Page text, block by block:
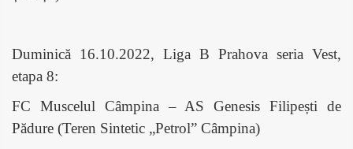
Duminică 16.10.2022, Liga B Prahova seria Vest,
etapa 8:
FC Muscelul Câmpina – AS Genesis Filipești de
Pădure (Teren Sintetic „Petrol” Câmpina)